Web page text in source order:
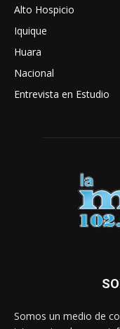
Alto Hospicio
Iquique
Huara
Nacional
Entrevista en Estudio
Somos un medio de